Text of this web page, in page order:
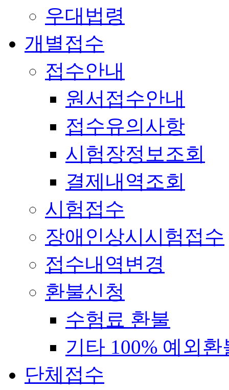
우대법령
개별접수
접수안내
원서접수안내
접수유의사항
시험장정보조회
결제내역조회
시험접수
장애인상시시험접수
접수내역변경
환불신청
수험료 환불
기타 100% 예외환
단체접수